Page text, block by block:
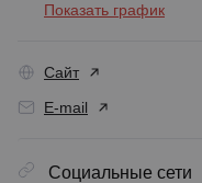
Показать график
Сайт
E-mail
Социальные сети